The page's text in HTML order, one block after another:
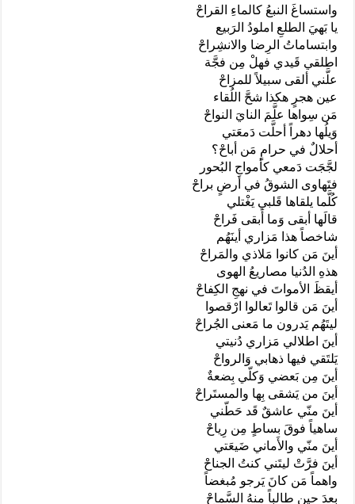
واستساغَ النبعُ كالماءِ القراحْ
يا بَهيَ الطلعِ املودُ الرَبيع
وابتساماتُ الرِضا والانشِراحْ
اطلقي قَيدي فهلْ مِن فجَّة
علَّني ألقى سبيلاً للمزاحْ
عين هجرٍ هكذا شحَّ اللُقاء
مَن سِواها علَّمَ النايَ النواحْ
وَيلُها دهراً أحلَّت دَمعَتي ‏
أحلالٌ في حرامٍ مَن أباحْ؟
لجَّجَت دَمعي كأمواجِ البُحور
فتَهاوى الشوقُ في أرضٍ براحْ ‏
كُلَّما يلقاها قَلبي يَغْتلي
قالَها أبقى وَما أَبقى فَراحْ
شاخصاً هذا مَزاري أينَهُم ‏
أينَ مَن كانوا مَلاذي والمَراحْ
هذهِ الدُنيا مصاريعُ الهوى
أيقظَ الأمواتَ في نهجِ الكِفاحْ
أينَ مَن قالوا تَعالوا ارْقصوا
ليتَهُم يَدرون ما مَعنى الجُراحْ
أينَ اطلالي مَزاري دُنيتي
يَلتَقي فيها ذهابي وَالرواحْ
أينَ مِن بَعضي وَكلّي بِضعةٌ
أينَ من يَشقى بِها والمستَراحْ
أينَ منّي عاشقٌ قَد حَطّني
ساهياً فوقَ بساطٍ مِن رِياحْ
أينَ منّي والأَماني ضَيعَتي
أينَ فرَّتْ ليتَني كنتُ الجناحْ
واهماً مَن كانَ يَرجو مُبغضاً
بعدَ حينٍ طالباً منهُ السَّماحْ